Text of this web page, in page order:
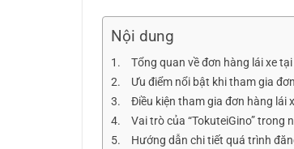
Nội dung
Tổng quan về đơn hàng lái xe
Ưu điểm nổi bật khi tham gia
Điều kiện tham gia đơn hàng lái
Vai trò của “TokuteiGino” trong
Hướng dẫn chi tiết quá trình